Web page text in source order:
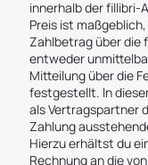
innerhalb der fillibri-
Preis ist
Zahlbetrag über die
entweder
Mitteilung über die
festgestellt. In
als Vertragspartner
Zahlung
Hierzu erhältst du
Rechnung an die